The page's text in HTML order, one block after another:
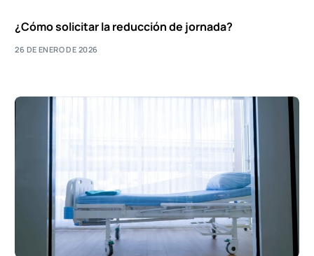
¿Cómo solicitar la reducción de jornada?
26 DE ENERO DE 2026